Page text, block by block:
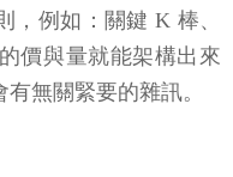
，例如：關鍵 K 棒、
價與量就能架構出來
無關緊要的雜訊。